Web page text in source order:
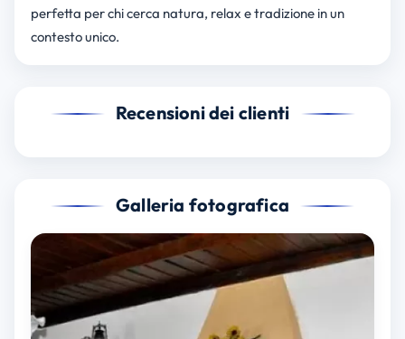
perfetta per chi cerca natura, relax e tradizione in un
contesto unico.
Recensioni dei clienti
Galleria fotografica